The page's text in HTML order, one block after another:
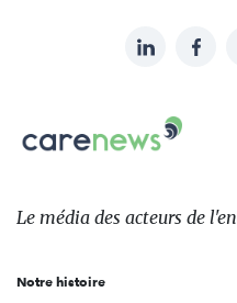
sur:
LinkedIn
Carenews,
Le
des
l'engagement
Le média des acteurs de
Notre histoire